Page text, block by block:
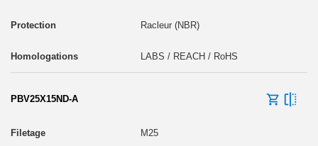
Racleur (NBR)
LABS / REACH / RoHS
PBV25X15ND-A
M25